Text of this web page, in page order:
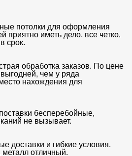
потолки для оформления
приятно иметь дело, все четко,
срок.
обработка заказов. По цене
чем у ряда
нахождения для
бесперебойные,
не вызывает.
доставки и гибкие условия.
отличный.